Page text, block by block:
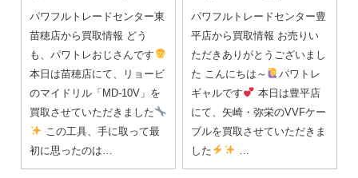
パワフルトレードセンター東
苗穂店から買取情報 どう
も、パワトレおじさんです
本日は苗穂店にて、リョービ
のマイドリル「MD-10V」を
買取させていただきました
この工具、手に取って最
初に思ったのは…
パワフルトレードセンター豊
平店から買取情報 お売りい
ただきありがとうございまし
た こんにちは～
パワトレ
ギャルです
本日は豊平店
にて、矢崎・弥栄のVVFケー
ブルを買取させていただきま
した
…